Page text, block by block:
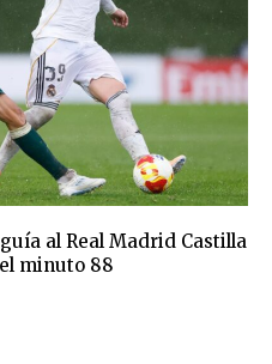
al Real Madrid Castilla
minuto 88